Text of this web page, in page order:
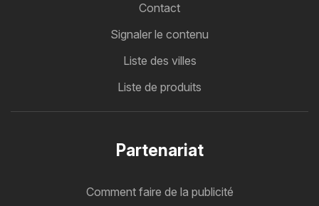
Contact
Signaler le contenu
Liste des villes
Liste de produits
Partenariat
Comment faire de la publicité